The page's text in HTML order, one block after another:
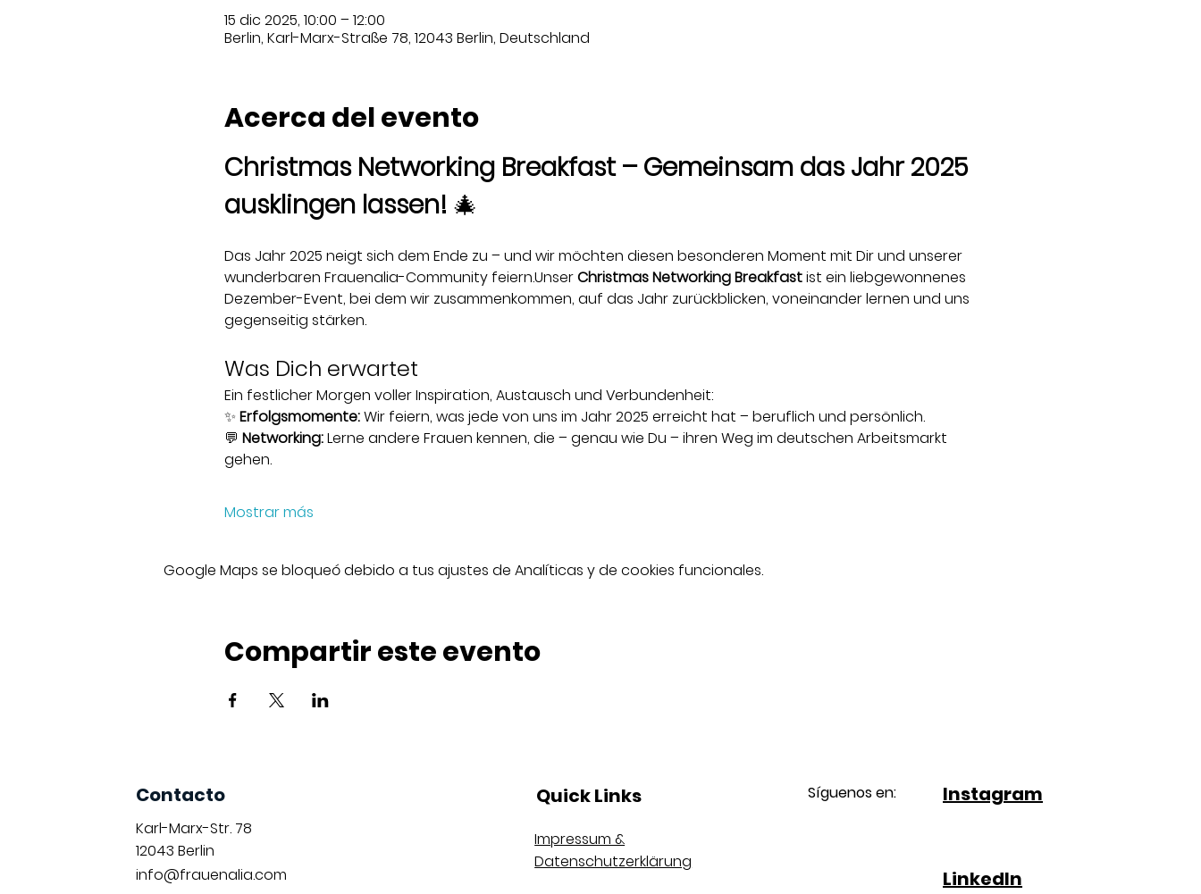
15 dic 2025, 10:00 – 12:00
Berlin, Karl-Marx-Straße 78, 12043 Berlin, Deutschland
Acerca del evento
Christmas Networking Breakfast – Gemeinsam das Jahr 2025
ausklingen lassen! 🎄
Das Jahr 2025 neigt sich dem Ende zu – und wir möchten diesen besonderen Moment mit Dir und unserer
wunderbaren Frauenalia-Community feiern.Unser Christmas Networking Breakfast ist ein liebgewonnenes
Dezember-Event, bei dem wir zusammenkommen, auf das Jahr zurückblicken, voneinander lernen und uns
gegenseitig stärken.
Was Dich erwartet
Ein festlicher Morgen voller Inspiration, Austausch und Verbundenheit:
✨ Erfolgsmomente: Wir feiern, was jede von uns im Jahr 2025 erreicht hat – beruflich und persönlich.
💬 Networking: Lerne andere Frauen kennen, die – genau wie Du – ihren Weg im deutschen Arbeitsmarkt
gehen.
Mostrar más
Google Maps se bloqueó debido a tus ajustes de Analíticas y de cookies funcionales.
Compartir este evento
Contacto
Karl-Marx-Str. 78
12043 Berlin
info@frauenalia.com
Quick Links
Impressum &
Datenschutzerklärung
Síguenos en: Instagram
LinkedIn